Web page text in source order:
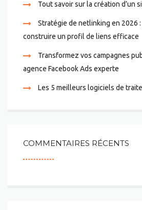
Tout savoir sur la création d’un
Stratégie de netlinking en 2026
construire un profil de liens efficace
Transformez vos campagnes
agence Facebook Ads experte
Les 5 meilleurs logiciels de
COMMENTAIRES RÉCENTS